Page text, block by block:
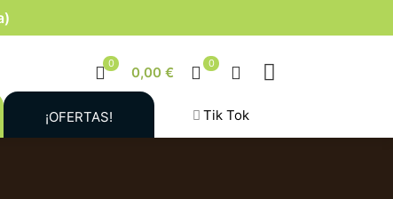
0
0,00 €
0
¡OFERTAS! Tik Tok